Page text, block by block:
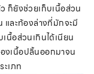
ก็ยังช่วยเก็บเนื้อส่วน
และท้องล่างที่มักจะมี
นื้อส่วนเกินได้เนียน
งเนื้อปลิ้นออกมาจน
ะเภท